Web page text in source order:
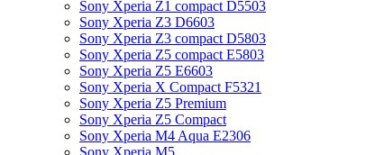
Sony Xperia Z1 compact D5503
Sony Xperia Z3 D6603
Sony Xperia Z3 compact D5803
Sony Xperia Z5 compact E5803
Sony Xperia Z5 E6603
Sony Xperia X Compact F5321
Sony Xperia Z5 Premium
Sony Xperia Z5 Compact
Sony Xperia M4 Aqua E2306
Sony Xperia M5